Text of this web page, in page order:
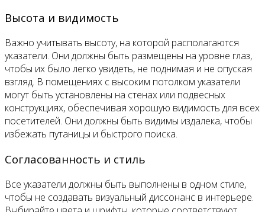
Высота и видимость
Важно учитывать высоту, на которой располагаются
указатели. Они должны быть размещены на уровне глаз,
чтобы их было легко увидеть, не поднимая и не опуская
взгляд. В помещениях с высоким потолком указатели
могут быть установлены на стенах или подвесных
конструкциях, обеспечивая хорошую видимость для всех
посетителей. Они должны быть видимы издалека, чтобы
избежать путаницы и быстрого поиска.
Согласованность и стиль
Все указатели должны быть выполнены в одном стиле,
чтобы не создавать визуальный диссонанс в интерьере.